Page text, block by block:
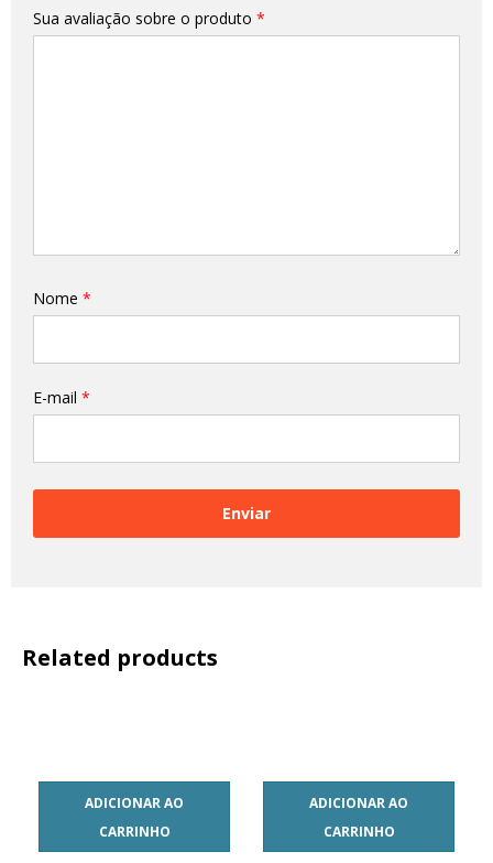
Sua avaliação sobre o produto *
Nome *
E-mail *
Related products
ADICIONAR AO
CARRINHO
ADICIONAR AO
CARRINHO